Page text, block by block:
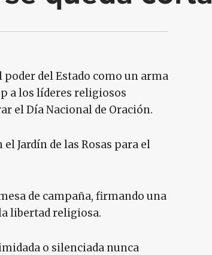
del Estado como un arma
a los líderes religiosos
el Día Nacional de Oración.
Jardín de las Rosas para el
de campaña, firmando una
libertad religiosa.
o silenciada nunca